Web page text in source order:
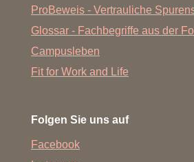
ProBeweis - Vertrauliche
Glossar - Fachbegriffe aus der
Campusleben
Fit for Work and Life
Folgen Sie uns auf
Facebook